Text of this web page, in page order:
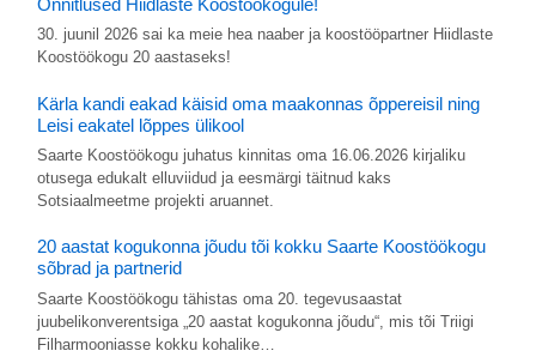
30. juunil 2026 sai ka meie hea naaber ja koostööpartner Hiidlaste
Koostöökogu 20 aastaseks!
Kärla kandi eakad käisid oma maakonnas õppereisil ning
Leisi eakatel lõppes ülikool
Saarte Koostöökogu juhatus kinnitas oma 16.06.2026 kirjaliku
otusega edukalt elluviidud ja eesmärgi täitnud kaks
Sotsiaalmeetme projekti aruannet.
20 aastat kogukonna jõudu tõi kokku Saarte Koostöökogu
sõbrad ja partnerid
Saarte Koostöökogu tähistas oma 20. tegevusaastat
juubelikonverentsiga „20 aastat kogukonna jõudu“, mis tõi Triigi
Filharmooniasse kokku kohalike…